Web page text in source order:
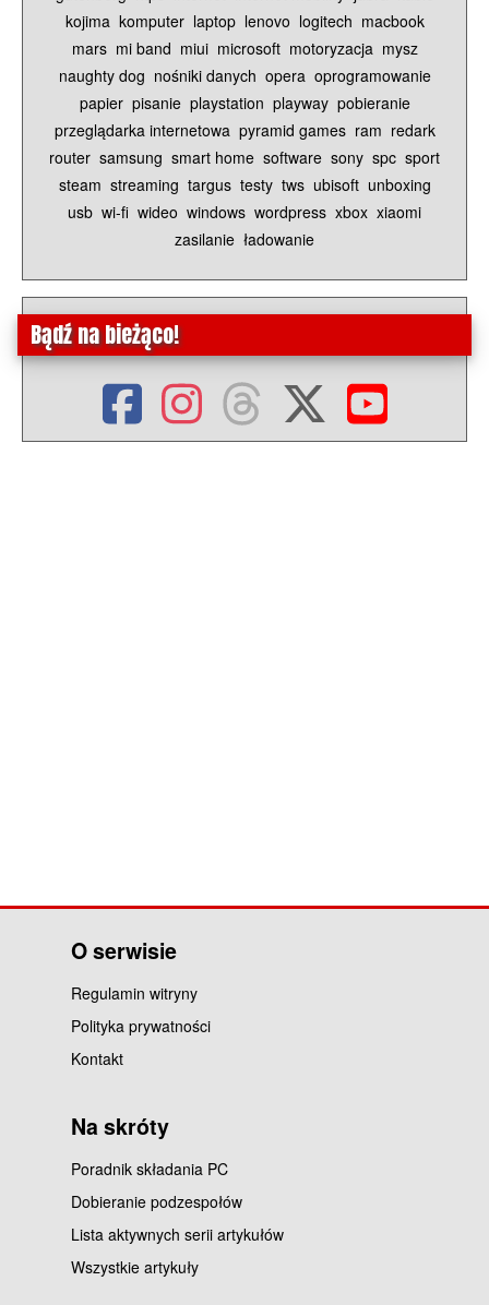
kojima komputer laptop lenovo logitech macbook
mars mi band miui microsoft motoryzacja mysz
naughty dog nośniki danych opera oprogramowanie
papier pisanie playstation playway pobieranie
przeglądarka internetowa pyramid games ram redark
router samsung smart home software sony spc sport
steam streaming targus testy tws ubisoft unboxing
usb wi-fi wideo windows wordpress xbox xiaomi
zasilanie ładowanie
Bądź na bieżąco!
O serwisie
Regulamin witryny
Polityka prywatności
Kontakt
Na skróty
Poradnik składania PC
Dobieranie podzespołów
Lista aktywnych serii artykułów
Wszystkie artykuły